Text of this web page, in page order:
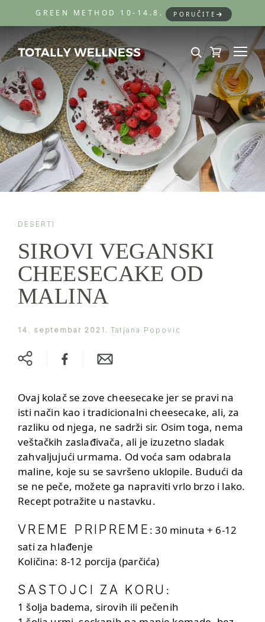
GREEN METHOD 10-14.8. PORUČITE
DESERTI
SIROVI VEGANSKI
CHEESECAKE OD
MALINA
14. septembar 2021. Tatjana Popovic
Ovaj kolač se zove cheesecake jer se pravi na
isti način kao i tradicionalni cheesecake, ali, za
razliku od njega, ne sadrži sir. Osim toga, nema
veštačkih zaslađivača, ali je izuzetno sladak
zahvaljujući urmama. Od voća sam odabrala
maline, koje su se savršeno uklopile. Budući da
se ne peče, možete ga napraviti vrlo brzo i lako.
Recept potražite u nastavku.
VREME PRIPREME : 30 minuta + 6-12
sati za hlađenje
Količina: 8-12 porcija (parčića)
SASTOJCI ZA KORU :
1 šolja badema, sirovih ili pečenih